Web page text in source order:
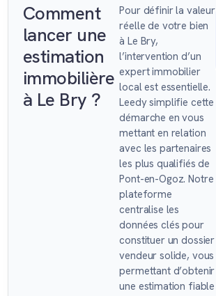
Comment
lancer une
estimation
immobilière
à Le Bry ?
Pour définir la valeur
réelle de votre bien
à Le Bry,
l’intervention d’un
expert immobilier
local est essentielle.
Leedy simplifie cette
démarche en vous
mettant en relation
avec les partenaires
les plus qualifiés de
Pont-en-Ogoz. Notre
plateforme
centralise les
données clés pour
constituer un dossier
vendeur solide, vous
permettant d’obtenir
une estimation fiable